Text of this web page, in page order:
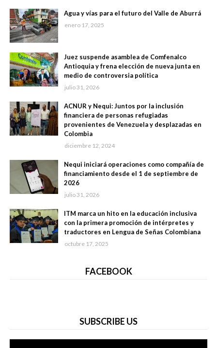
Agua y vías para el futuro del Valle de Aburrá
enero 17, 2025
Juez suspende asamblea de Comfenalco
Antioquia y frena elección de nueva junta en
medio de controversia política
julio 31, 2026
ACNUR y Nequi: Juntos por la inclusión
financiera de personas refugiadas
provenientes de Venezuela y desplazadas en
Colombia
diciembre 12, 2024
Nequi iniciará operaciones como compañía de
financiamiento desde el 1 de septiembre de
2026
julio 31, 2026
ITM marca un hito en la educación inclusiva
con la primera promoción de intérpretes y
traductores en Lengua de Señas Colombiana
octubre 17, 2025
FACEBOOK
SUBSCRIBE US